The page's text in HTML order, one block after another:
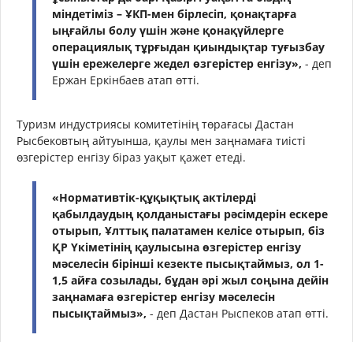
міндетіміз – ҰКП-мен бірлесіп, қонақтарға
ыңғайлы болу үшін және қонақүйлерге
операциялық тұрғыдан қиындықтар туғызбау
үшін ережелерге жедел өзгерістер енгізу», - деп
Ержан Еркінбаев атап өтті.
Туризм индустриясы комитетінің төрағасы Дастан
Рысбековтың айтуынша, қаулы мен заңнамаға тиісті
өзгерістер енгізу біраз уақыт қажет етеді.
«Нормативтік-құқықтық актілерді
қабылдаудың қолданыстағы рәсімдерін ескере
отырып, Ұлттық палатамен келісе отырып, біз
ҚР Үкіметінің қаулысына өзгерістер енгізу
мәселесін бірінші кезекте пысықтаймыз, ол 1-
1,5 айға созылады, бұдан әрі жыл соңына дейін
заңнамаға өзгерістер енгізу мәселесін
пысықтаймыз», - деп Дастан Рыспеков атап өтті.